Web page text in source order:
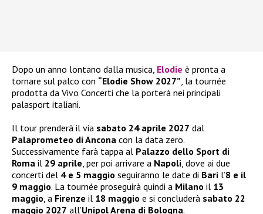
Dopo un anno lontano dalla musica, Elodie è pronta a
tornare sul palco con “Elodie Show 2027” , la tournée
prodotta da Vivo Concerti che la porterà nei principali
palasport italiani.
Il tour prenderà il via sabato 24 aprile 2027 dal
Palaprometeo di Ancona con la data zero.
Successivamente farà tappa al Palazzo dello Sport di
Roma il 29 aprile , per poi arrivare a Napoli , dove ai due
concerti del 4 e 5 maggio seguiranno le date di Bari l’8 e il
9 maggio. La tournée proseguirà quindi a Milano il 13
maggio , a Firenze il 18 maggio e si concluderà sabato 22
maggio 2027 all’Unipol Arena di Bologna.